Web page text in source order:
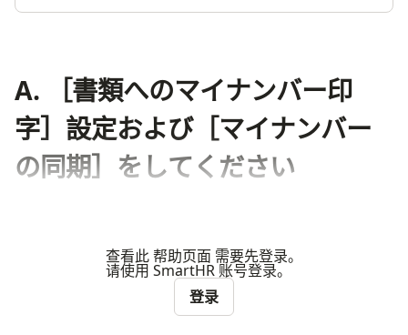
A. ［書類へのマイナンバー印
字］設定および［マイナンバー
の同期］をしてください
查看此 帮助页面 需要先登录。
请使用 SmartHR 账号登录。
登录